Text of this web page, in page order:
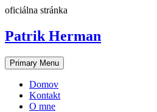
Skip
content
oficiálna stránka
Patrik Herman
Primary Menu
Domov
Kontakt
O mne